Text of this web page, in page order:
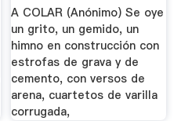
A COLAR (Anónimo) Se oye
un grito, un gemido, un
himno en construcción con
estrofas de grava y de
cemento, con versos de
arena, cuartetos de varilla
corrugada,